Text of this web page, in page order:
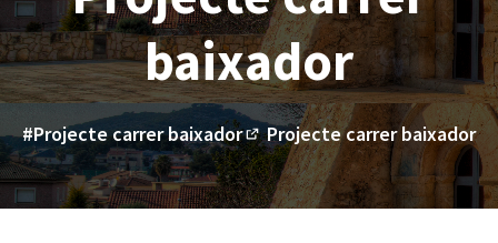
baixador
#Projecte carrer baixador
(Enllaç extern)
Projecte carrer baixador